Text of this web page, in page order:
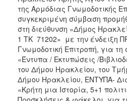
της Αρμόδιας Γνωμοδοτικής
συγκεκριμένη σύμβαση
στη διεύθυνση «Δήμος
1 ΤΚ 71202» με την ένδειξη
Γνωμοδοτική Επιτροπή, για
«Έντυπα / Εκτυπώσεις /
του Δήμου Ηρακλείου, του
Δήμου Ηρακλείου, ΕΝΤΥΠΑ-
«Κρήτη μια Ιστορία, 5+1